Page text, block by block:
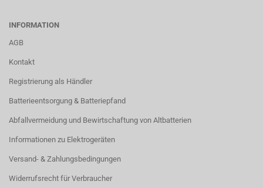
INFORMATION
AGB
Kontakt
Registrierung als Händler
Batterieentsorgung & Batteriepfand
Abfallvermeidung und Bewirtschaftung von Altbatterien
Informationen zu Elektrogeräten
Versand- & Zahlungsbedingungen
Widerrufsrecht für Verbraucher